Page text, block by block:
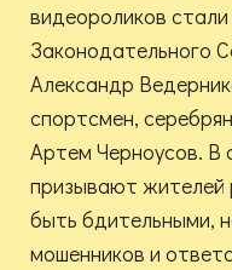
видеороликов
Законодательного
Александр
спортсмен,
Артем Черноусов. В
призывают жителей
быть бдительными,
мошенников и